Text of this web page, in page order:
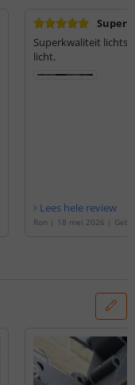
Super
Superkwaliteit
licht.
Lees hele review
Ron | 18 mei 2026 |